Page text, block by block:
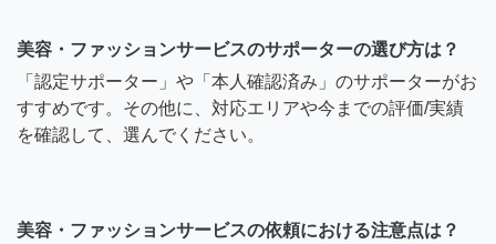
美容・ファッションサービスのサポーターの選び方は？
「認定サポーター」や「本人確認済み」のサポーターがお
すすめです。その他に、対応エリアや今までの評価/実績
を確認して、選んでください。
美容・ファッションサービスの依頼における注意点は？